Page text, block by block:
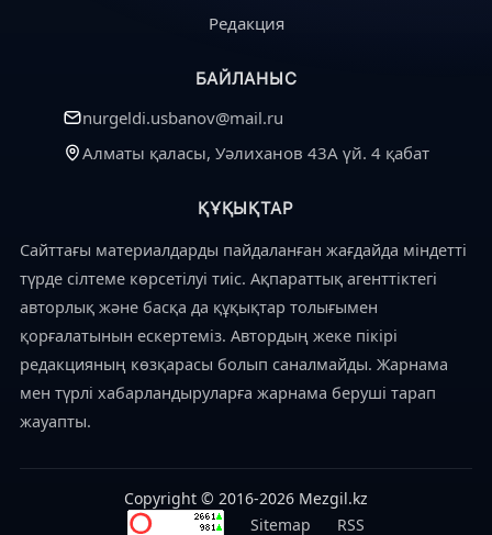
Редакция
БАЙЛАНЫС
nurgeldi.usbanov@mail.ru
Алматы қаласы, Уәлиханов 43А үй. 4 қабат
ҚҰҚЫҚТАР
Сайттағы материалдарды пайдаланған жағдайда міндетті
түрде сілтеме көрсетілуі тиіс. Ақпараттық агенттіктегі
авторлық және басқа да құқықтар толығымен
қорғалатынын ескертеміз. Автордың жеке пікірі
редакцияның көзқарасы болып саналмайды. Жарнама
мен түрлі хабарландыруларға жарнама беруші тарап
жауапты.
Copyright © 2016-2026 Mezgil.kz
Sitemap
RSS